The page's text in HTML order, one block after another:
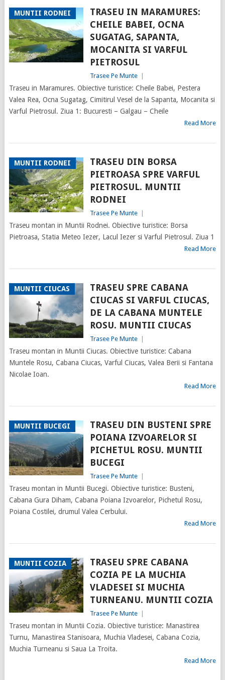
MUNTII RODNEI
TRASEU IN MARAMURES:
CHEILE BABEI, OCNA
SUGATAG, SAPANTA,
MOCANITA SI VARFUL
PIETROSUL
Trasee Pe Munte
Traseu in Maramures. Obiective turistice: Cheile Babei, Pestera
Valea Rea, Ocna Sugatag, Cimitirul Vesel de la Sapanta, Mocanita si
Varful Pietrosul. Ziua 1: Bucuresti – Galgau – Cheile
Read More
MUNTII RODNEI
TRASEU DIN BORSA
PIETROASA SPRE VARFUL
PIETROSUL. MUNTII
RODNEI
Trasee Pe Munte
Traseu montan in Muntii Rodnei. Obiective turistice: Borsa
Pietroasa, Statia Meteo Iezer, Lacul Iezer si Varful Pietrosul. Ziua 1
Read More
MUNTII CIUCAS
TRASEU SPRE CABANA
CIUCAS SI VARFUL CIUCAS,
DE LA CABANA MUNTELE
ROSU. MUNTII CIUCAS
Trasee Pe Munte
Traseu montan in Muntii Ciucas. Obiective turistice: Cabana
Muntele Rosu, Cabana Ciucas, Varful Ciucas, Valea Berii si Fantana
Nicolae Ioan.
Read More
MUNTII BUCEGI
TRASEU DIN BUSTENI SPRE
POIANA IZVOARELOR SI
PICHETUL ROSU. MUNTII
BUCEGI
Trasee Pe Munte
Traseu montan in Muntii Bucegi. Obiective turistice: Busteni,
Cabana Gura Diham, Cabana Poiana Izvoarelor, Pichetul Rosu,
Poiana Costilei, drumul Valea Cerbului.
Read More
MUNTII COZIA
TRASEU SPRE CABANA
COZIA PE LA MUCHIA
VLADESEI SI MUCHIA
TURNEANU. MUNTII COZIA
Trasee Pe Munte
Traseu montan in Muntii Cozia. Obiective turistice: Manastirea
Turnu, Manastirea Stanisoara, Muchia Vladesei, Cabana Cozia,
Muchia Turneanu si Saua La Troita.
Read More